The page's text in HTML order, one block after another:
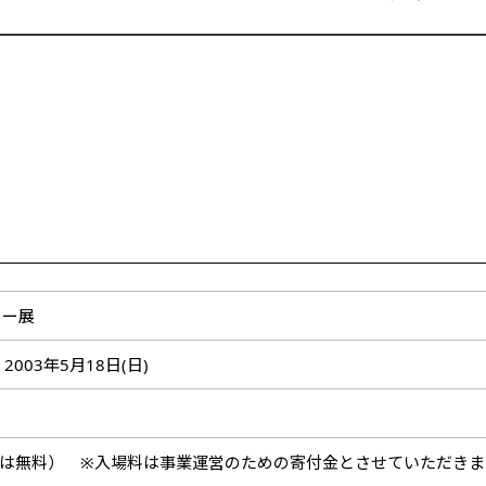
展
- 2003年5月18日(日)
無料） ※入場料は事業運営のための寄付金とさせていただきま